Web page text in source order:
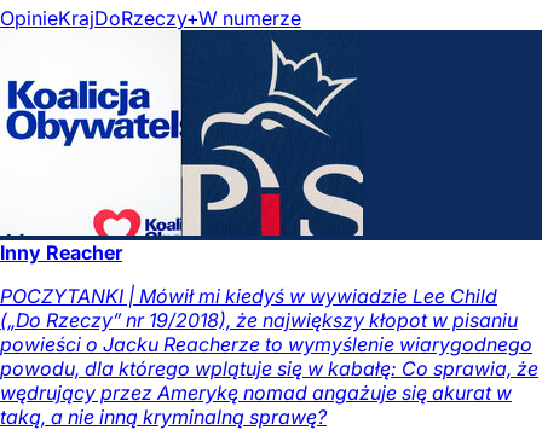
OpinieKrajDoRzeczy+W numerze
Inny Reacher
POCZYTANKI | Mówił mi kiedyś w wywiadzie Lee Child
(„Do Rzeczy” nr 19/2018), że największy kłopot w pisaniu
powieści o Jacku Reacherze to wymyślenie wiarygodnego
powodu, dla którego wplątuje się w kabałę: Co sprawia, że
wędrujący przez Amerykę nomad angażuje się akurat w
taką, a nie inną kryminalną sprawę?